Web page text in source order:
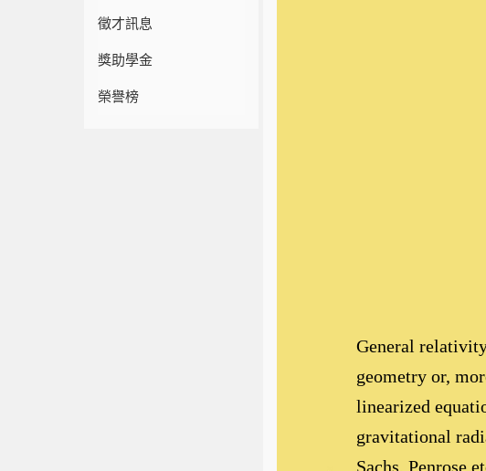
徵才訊息
獎助學金
榮譽榜
General
geometry or,
linearized
gravitational
Sachs, Penrose